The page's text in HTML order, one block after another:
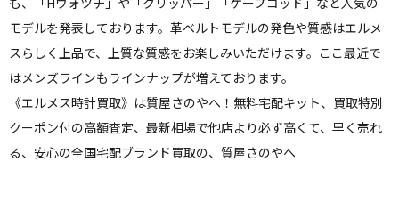
モデルを発表しております。革ベルトモデルの発色や質感はエルメ
スらしく上品で、上質な質感をお楽しみいただけます。ここ最近で
はメンズラインもラインナップが増えております。
《エルメス時計買取》は質屋さのやへ！無料宅配キット、買取特別
クーポン付の高額査定、最新相場で他店より必ず高くて、早く売れ
る、安心の全国宅配ブランド買取の、質屋さのやへ